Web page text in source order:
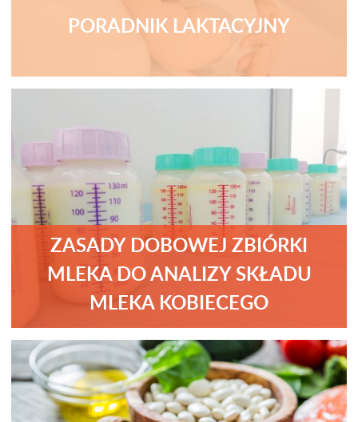
PORADNIK LAKTACYJNY
ZASADY DOBOWEJ ZBIÓRKI
MLEKA DO ANALIZY SKŁADU
MLEKA KOBIECEGO